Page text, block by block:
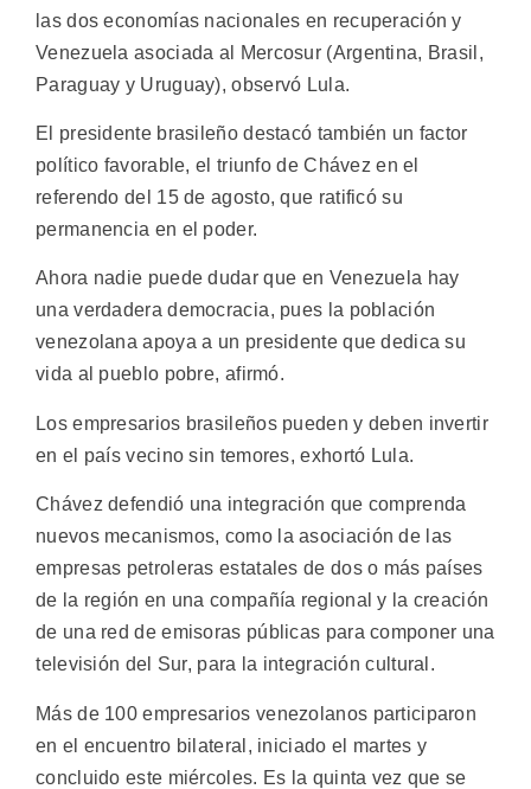
las dos economías nacionales en recuperación y
Venezuela asociada al Mercosur (Argentina, Brasil,
Paraguay y Uruguay), observó Lula.
El presidente brasileño destacó también un factor
político favorable, el triunfo de Chávez en el
referendo del 15 de agosto, que ratificó su
permanencia en el poder.
Ahora nadie puede dudar que en Venezuela hay
una verdadera democracia, pues la población
venezolana apoya a un presidente que dedica su
vida al pueblo pobre, afirmó.
Los empresarios brasileños pueden y deben invertir
en el país vecino sin temores, exhortó Lula.
Chávez defendió una integración que comprenda
nuevos mecanismos, como la asociación de las
empresas petroleras estatales de dos o más países
de la región en una compañía regional y la creación
de una red de emisoras públicas para componer una
televisión del Sur, para la integración cultural.
Más de 100 empresarios venezolanos participaron
en el encuentro bilateral, iniciado el martes y
concluido este miércoles. Es la quinta vez que se